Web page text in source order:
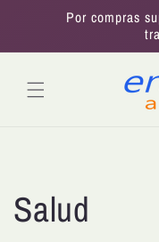
directamentePor compras
C
Salud